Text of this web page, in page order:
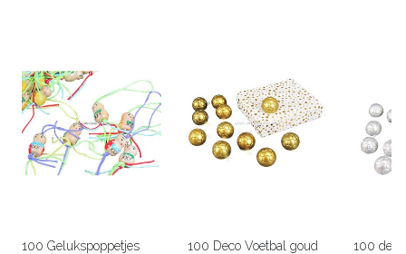
100 Gelukspoppetjes 100 Deco Voetbal goud 100